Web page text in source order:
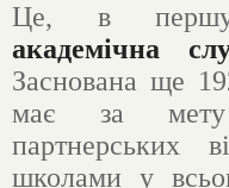
Це, в
академічна
Заснована ще
має за мету
партнерських
школами у